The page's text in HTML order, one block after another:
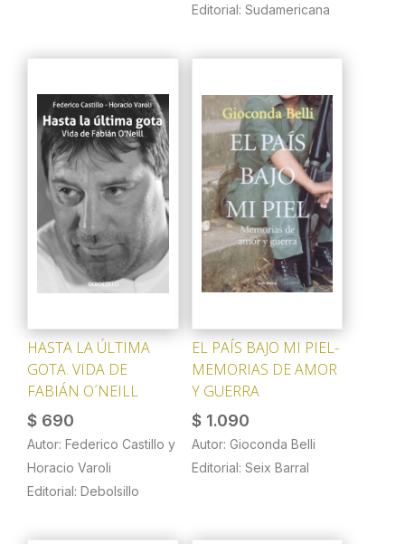
Editorial: Sudamericana
HASTA LA ÚLTIMA
GOTA. VIDA DE
FABIÁN O´NEILL
$ 690
Autor: Federico Castillo y
Horacio Varoli
Editorial: Debolsillo
EL PAÍS BAJO MI PIEL-
MEMORIAS DE AMOR
Y GUERRA
$1.090
Autor: Gioconda Belli
Editorial: Seix Barral